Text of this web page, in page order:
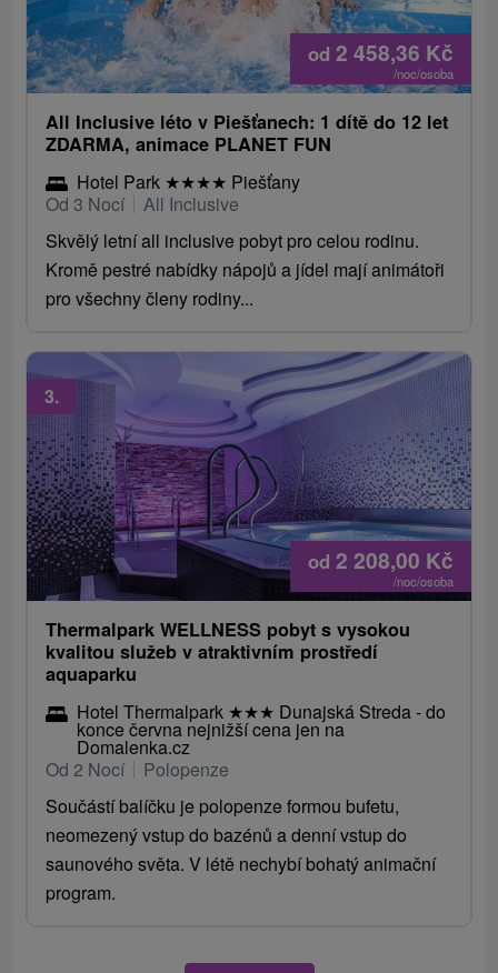
od 2 458,36 Kč
/noc/osoba
All Inclusive léto v Piešťanech: 1 dítě do 12 let
ZDARMA, animace PLANET FUN
Hotel Park ★★★★ Piešťany
Od 3 Nocí
All Inclusive
Skvělý letní all inclusive pobyt pro celou rodinu.
Kromě pestré nabídky nápojů a jídel mají animátoři
pro všechny členy rodiny...
od 2 208,00 Kč
/noc/osoba
3.
Thermalpark WELLNESS pobyt s vysokou
kvalitou služeb v atraktivním prostředí
aquaparku
Hotel Thermalpark ★★★ Dunajská Streda - do
konce června nejnižší cena jen na
Domalenka.cz
Od 2 Nocí
Polopenze
Součástí balíčku je polopenze formou bufetu,
neomezený vstup do bazénů a denní vstup do
saunového světa. V létě nechybí bohatý animační
program.